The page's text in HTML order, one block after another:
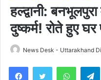
हल्द्वानी:
दुष्कर्म! रोते हुए
News Desk - Uttarakhand